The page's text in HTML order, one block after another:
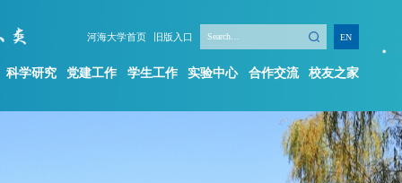
河海大学首页 旧版入口 EN
科学研究 党建工作 学生工作 实验中心 合作交流 校友之家
校友之家